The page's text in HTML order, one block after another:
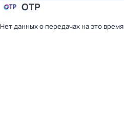
ОТР
Нет данных о передачах на это время